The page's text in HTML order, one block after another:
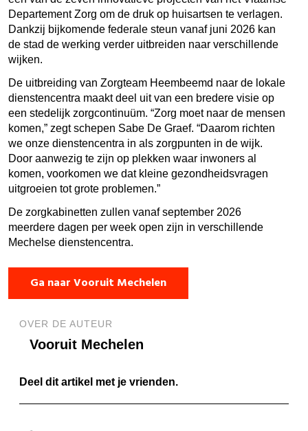
Departement Zorg om de druk op huisartsen te verlagen.
Dankzij bijkomende federale steun vanaf juni 2026 kan
de stad de werking verder uitbreiden naar verschillende
wijken.
De uitbreiding van Zorgteam Heembeemd naar de lokale
dienstencentra maakt deel uit van een bredere visie op
een stedelijk zorgcontinuüm. “Zorg moet naar de mensen
komen,” zegt schepen Sabe De Graef. “Daarom richten
we onze dienstencentra in als zorgpunten in de wijk.
Door aanwezig te zijn op plekken waar inwoners al
komen, voorkomen we dat kleine gezondheidsvragen
uitgroeien tot grote problemen.”
De zorgkabinetten zullen vanaf september 2026
meerdere dagen per week open zijn in verschillende
Mechelse dienstencentra.
Ga naar Vooruit Mechelen
OVER DE AUTEUR
Vooruit Mechelen
Deel dit artikel met je vrienden.